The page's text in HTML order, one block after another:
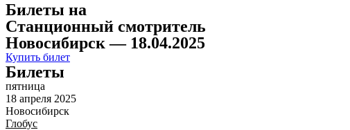
Билеты на
Станционный смотритель
Новосибирск — 18.04.2025
Купить билет
Билеты
пятница
18 апреля 2025
Новосибирск
Глобус